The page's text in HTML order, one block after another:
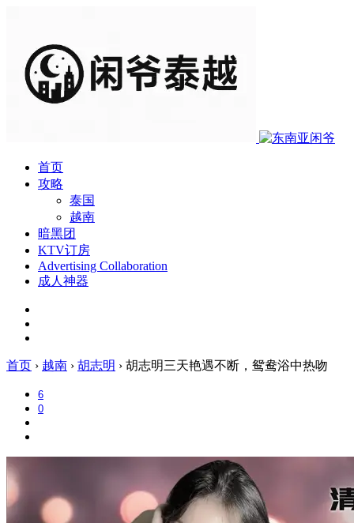
首页
攻略
泰国
越南
暗黑团
KTV订房
Advertising Collaboration
成人神器
首页 › 越南 › 胡志明 › 胡志明三天艳遇不断，鸳鸯浴中热吻
6
0